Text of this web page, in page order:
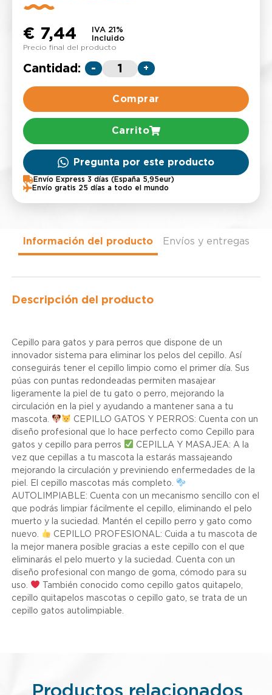
€ 7,44
IVA 21%
Incluido
Precio final del producto
Cantidad: - +
Comprar
Carrito
Pregunta por este producto
Envío Express 3 días (España 5,95eur)
Envío gratis 25 días a todo el mundo
Información del producto Envíos y entregas
Descripción del producto
Cepillo para gatos y para perros que dispone de un
innovador sistema para eliminar los pelos del cepillo. Así
conseguirás tener el cepillo limpio como el primer día. Sus
púas con puntas redondeadas permiten masajear
ligeramente la piel de tu gato o perro, mejorando la
circulación en la piel y ayudando a mantener sana a tu
mascota.
CEPILLO GATOS Y PERROS: Cuenta con un
diseño profesional que lo hace perfecto como Cepillo para
gatos y cepillo para perros
CEPILLA Y MASAJEA: A la
vez que cepillas a tu mascota la estarás massajeando
mejorando la circulación y previniendo enfermedades de la
piel. El cepillo mascotas más completo.
AUTOLIMPIABLE: Cuenta con un mecanismo sencillo con el
que podrás limpiar fácilmente el cepillo, eliminando el pelo
muerto y la suciedad. Mantén el cepillo perro y gato como
nuevo.
CEPILLO PROFESIONAL: Cuida a tu mascota de
la mejor manera posible gracias a este cepillo con el que
eliminarás el pelo muerto y la suciedad. Cuenta con un
diseño profesional con mango de goma, cómodo para su
uso.
También conocido como cepillo gatos quitapelo,
cepillo quitapelos mascotas o cepillo gato, se trata de un
cepillo gatos autolimpiable.
Productos relacionados